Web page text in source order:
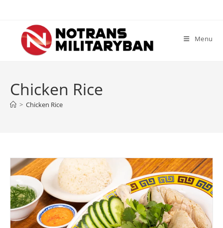
content
Menu
Chicken Rice
> Chicken Rice